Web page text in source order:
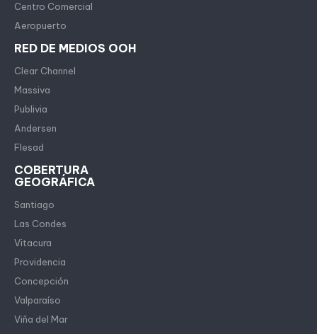
Centro Comercial
Aeropuerto
RED DE MEDIOS OOH
Clear Channel
Massiva
Publivia
Andersen
Flesad
COBERTURA
GEOGRÁFICA
Santiago
Las Condes
Vitacura
Providencia
Concepción
Valparaíso
Viña del Mar